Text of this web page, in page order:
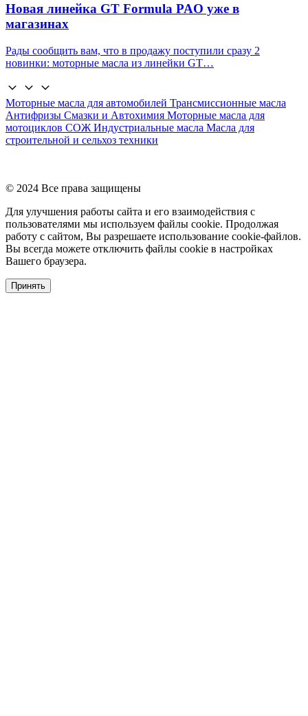
Новая линейка GT Formula PAO уже в
магазинах
Рады сообщить вам, что в продажу поступили сразу 2
новинки: моторные масла из линейки GT…
Моторные масла для автомобилей Трансмиссионные масла
Антифризы Смазки и Автохимия Моторные масла для
мотоциклов СОЖ Индустриальные масла Масла для
строительной и сельхоз техники
© 2024 Все права защищены
Для улучшения работы сайта и его взаимодействия с
пользователями мы используем файлы cookie. Продолжая
работу с сайтом, Вы разрешаете использование cookie-файлов.
Вы всегда можете отключить файлы cookie в настройках
Вашего браузера.
Принять